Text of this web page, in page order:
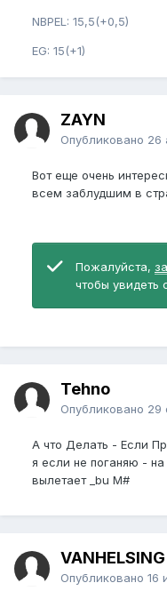
NBPEL: 15,5(+0,5)
EG: 15(+1)
ZAYN
Опубликовано 26
Вот еще очень
всем заблудшим в
Пожалуйста,
чтобы увидеть
Tehno
Опубликовано 29
А что Делать - Если
я если не поганяю -
вылетает _bu M#
VANHELSING
Опубликовано 16